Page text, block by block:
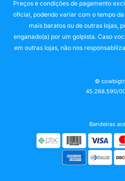
Preços e condições de pagamento
oficial, podendo variar com o tempo
mais baratos ou de outras lojas,
enganado(a) por um golpista. Caso
em outras lojas, não nos
©
45.268.590/
Bandeiras